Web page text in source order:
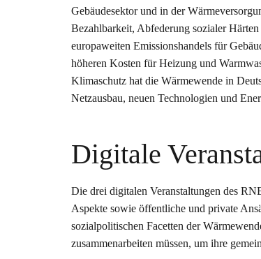
Gebäudesektor und in der
Bezahlbarkeit, Abfederung sozialer
europaweiten Emissionshandels für
höheren Kosten für Heizung und
Klimaschutz hat die Wärmewende in
Netzausbau, neuen Technologien und
Digitale
Die drei digitalen Veranstaltungen des
Aspekte sowie öffentliche und private
sozialpolitischen Facetten der
zusammenarbeiten müssen, um ihre